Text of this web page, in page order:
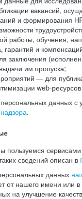
вакансий,
и формирования
работы, обучения,
гарантий и
заключения
им пропуска;
— для
web-
данных с
.
сведений описан в
данных
от нашего имени
на улучшение